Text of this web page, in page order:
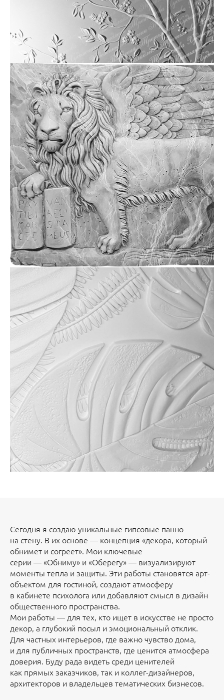
Сегодня я создаю уникальные гипсовые панно
на стену. В их основе — концепция «декора, который
обнимет и согреет». Мои ключевые
серии — «Обниму» и «Оберегу» — визуализируют
моменты тепла и защиты. Эти работы становятся арт-
объектом для гостиной, создают атмосферу
в кабинете психолога или добавляют смысл в дизайн
общественного пространства.
Мои работы — для тех, кто ищет в искусстве не просто
декор, а глубокий посыл и эмоциональный отклик.
Для частных интерьеров, где важно чувство дома,
и для публичных пространств, где ценится атмосфера
доверия. Буду рада видеть среди ценителей
как прямых заказчиков, так и коллег-дизайнеров,
архитекторов и владельцев тематических бизнесов.